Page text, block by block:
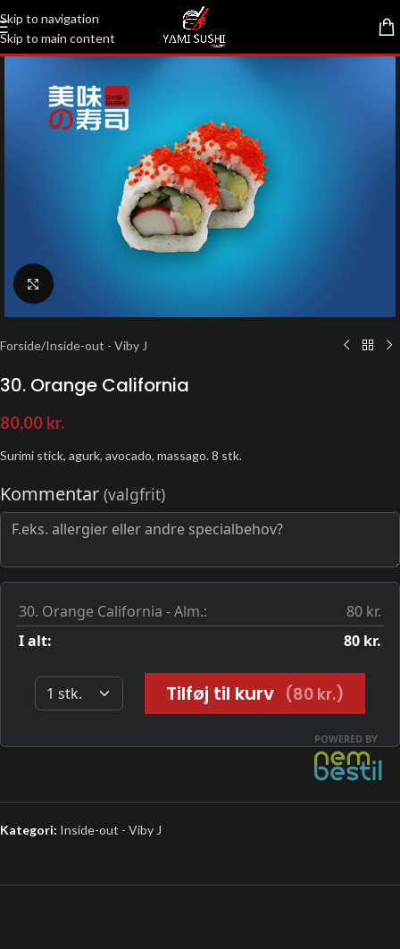
Skip to navigation
Skip to main content
Klik for at forstørre
Forside/Inside-out - Viby J
30. Orange California
80,00 kr.
Surimi stick, agurk, avocado, massago. 8 stk.
Kategori: Inside-out - Viby J